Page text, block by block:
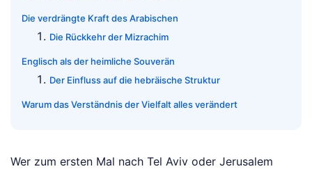
Die verdrängte Kraft des Arabischen
Die Rückkehr der Mizrachim
Englisch als der heimliche Souverän
Der Einfluss auf die hebräische Struktur
Warum das Verständnis der Vielfalt alles verändert
Wer zum ersten Mal nach Tel Aviv oder Jerusalem